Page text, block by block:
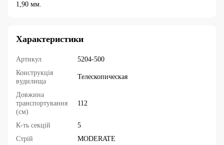
1,90 мм.
Характеристики
Артикул
5204-500
Конструкція
вудилища
Телескопическая
Довжина
транспортування
(см)
112
К-ть секцій
5
Стрій
MODERATE